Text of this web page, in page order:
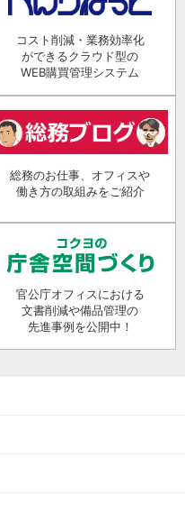
コスト削減・業務効率化
ができるクラウド型の
WEB購買管理システム
総務のお仕事、オフィスや
働き方の取組みをご紹介
官公庁オフィスにおける
文書削減や備品管理の
先進事例を公開中！